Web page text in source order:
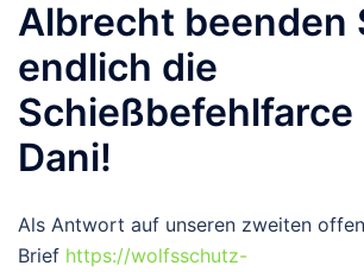
Albrecht beenden
endlich die
Schießbefehlfarce
Dani!
Als Antwort auf unseren zweiten
Brief https://wolfsschutz-